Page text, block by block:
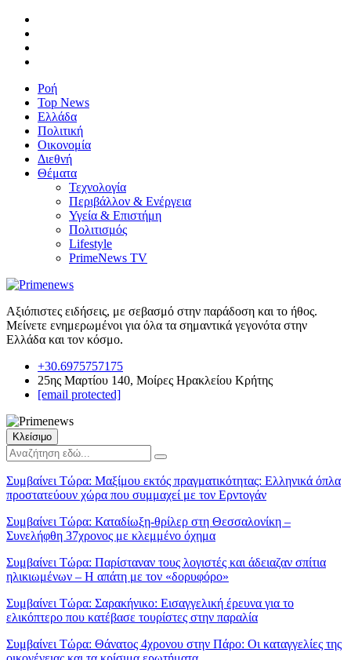
Ροή
Top News
Ελλάδα
Πολιτική
Οικονομία
Διεθνή
Θέματα
Τεχνολογία
Περιβάλλον & Ενέργεια
Υγεία & Επιστήμη
Πολιτισμός
Lifestyle
PrimeNews TV
Αξιόπιστες ειδήσεις, με σεβασμό στην παράδοση και το ήθος.
Μείνετε ενημερωμένοι για όλα τα σημαντικά γεγονότα στην
Ελλάδα και τον κόσμο.
+30.6975757175
25ης Μαρτίου 140, Μοίρες Ηρακλείου Κρήτης
[email protected]
Κλείσιμο
Συμβαίνει Τώρα: Μαξίμου εκτός πραγματικότητας: Ελληνικά όπλα
προστατεύουν χώρα που συμμαχεί με τον Ερντογάν
Συμβαίνει Τώρα: Καταδίωξη-θρίλερ στη Θεσσαλονίκη –
Συνελήφθη 37χρονος με κλεμμένο όχημα
Συμβαίνει Τώρα: Παρίσταναν τους λογιστές και άδειαζαν σπίτια
ηλικιωμένων – Η απάτη με τον «δορυφόρο»
Συμβαίνει Τώρα: Σαρακήνικο: Εισαγγελική έρευνα για το
ελικόπτερο που κατέβασε τουρίστες στην παραλία
Συμβαίνει Τώρα: Θάνατος 4χρονου στην Πάρο: Οι καταγγελίες της